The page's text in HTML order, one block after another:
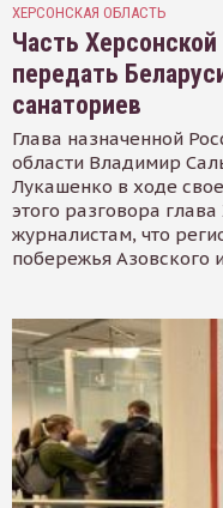
ХЕРСОНСКАЯ ОБЛАСТЬ
Часть
передать
санаториев
Глава назначенной
области Владимир
Лукашенко в ходе
этого разговора
журналистам, что
побережья Азовского